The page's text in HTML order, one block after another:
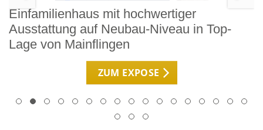
Einfamilienhaus mit hochwertiger
Ausstattung auf Neubau-Niveau in Top-
Lage von Mainflingen
ZUM EXPOSE